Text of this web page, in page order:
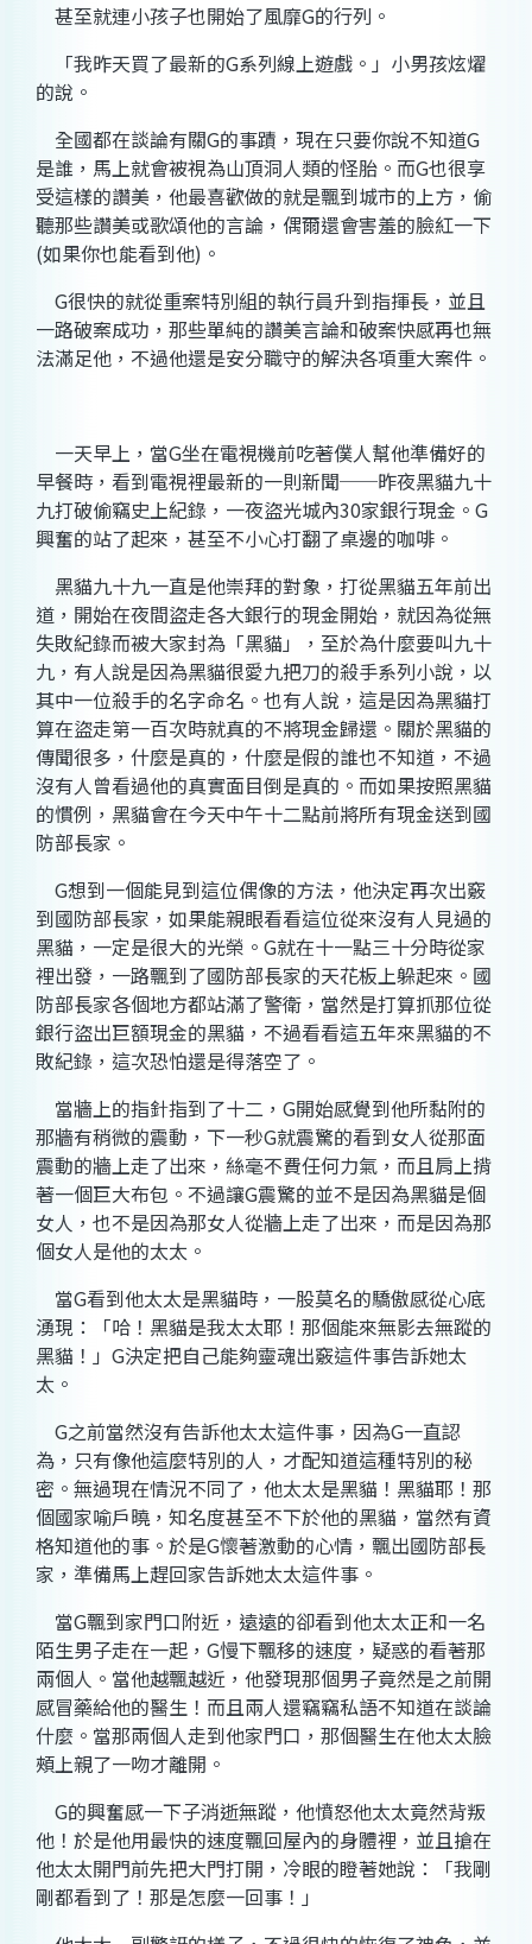
甚至就連小孩子也開始了風靡G的行列。
「我昨天買了最新的G系列線上遊戲。」小男孩炫燿
的說。
全國都在談論有關G的事蹟，現在只要你說不知道G
是誰，馬上就會被視為山頂洞人類的怪胎。而G也很享
受這樣的讚美，他最喜歡做的就是飄到城市的上方，偷
聽那些讚美或歌頌他的言論，偶爾還會害羞的臉紅一下
(如果你也能看到他) 。
G很快的就從重案特別組的執行員升到指揮長，並且
一路破案成功，那些單純的讚美言論和破案快感再也無
法滿足他，不過他還是安分職守的解決各項重大案件。
一天早上，當G坐在電視機前吃著僕人幫他準備好的
早餐時，看到電視裡最新的一則新聞──昨夜黑貓九十
九打破偷竊史上紀錄，一夜盜光城內30家銀行現金。 G
興奮的站了起來，甚至不小心打翻了桌邊的咖啡。
黑貓九十九一直是他崇拜的對象，打從黑貓五年前出
道，開始在夜間盜走各大銀行的現金開始，就因為從無
失敗紀錄而被大家封為「黑貓」，至於為什麼要叫九十
九，有人說是因為黑貓很愛九把刀的殺手系列小說，以
其中一位殺手的名字命名。也有人說，這是因為黑貓打
算在盜走第一百次時就真的不將現金歸還。關於黑貓的
傳聞很多，什麼是真的，什麼是假的誰也不知道，不過
沒有人曾看過他的真實面目倒是真的。而如果按照黑貓
的慣例，黑貓會在今天中午十二點前將所有現金送到國
防部長家。
G想到一個能見到這位偶像的方法，他決定再次出竅
到國防部長家，如果能親眼看看這位從來沒有人見過的
黑貓，一定是很大的光榮。 G就在十一點三十分時從家
裡出發，一路飄到了國防部長家的天花板上躲起來。國
防部長家各個地方都站滿了警衛，當然是打算抓那位從
銀行盜出巨額現金的黑貓，不過看看這五年來黑貓的不
敗紀錄，這次恐怕還是得落空了。
當牆上的指針指到了十二， G開始感覺到他所黏附的
那牆有稍微的震動，下一秒G就震驚的看到女人從那面
震動的牆上走了出來，絲毫不費任何力氣，而且肩上揹
著一個巨大布包。不過讓G震驚的並不是因為黑貓是個
女人，也不是因為那女人從牆上走了出來，而是因為那
個女人是他的太太。
當G看到他太太是黑貓時，一股莫名的驕傲感從心底
湧現：「哈！黑貓是我太太耶！那個能來無影去無蹤的
黑貓！」 G決定把自己能夠靈魂出竅這件事告訴她太
太。
G之前當然沒有告訴他太太這件事，因為G一直認
為，只有像他這麼特別的人，才配知道這種特別的秘
密。無過現在情況不同了，他太太是黑貓！黑貓耶！那
個國家喻戶曉，知名度甚至不下於他的黑貓，當然有資
格知道他的事。於是G懷著激動的心情，飄出國防部長
家，準備馬上趕回家告訴她太太這件事。
當G飄到家門口附近，遠遠的卻看到他太太正和一名
陌生男子走在一起， G慢下飄移的速度，疑惑的看著那
兩個人。當他越飄越近，他發現那個男子竟然是之前開
感冒藥給他的醫生！而且兩人還竊竊私語不知道在談論
什麼。當那兩個人走到他家門口，那個醫生在他太太臉
頰上親了一吻才離開。
G的興奮感一下子消逝無蹤，他憤怒他太太竟然背叛
他！於是他用最快的速度飄回屋內的身體裡，並且搶在
他太太開門前先把大門打開，冷眼的瞪著她說：「我剛
剛都看到了！那是怎麼一回事！」